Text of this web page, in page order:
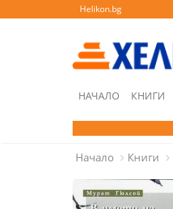
Helikon.bg
НАЧАЛО КНИГИ
Начало Книги